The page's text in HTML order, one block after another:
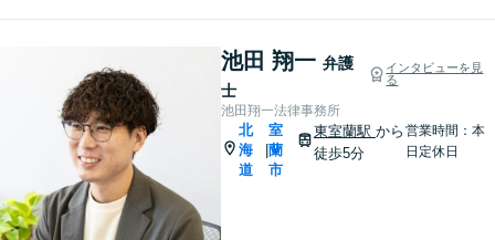
池田 翔一 弁護
士
インタビューを見
る
池田翔一法律事務所
北
海
道
|
室
蘭
市
東室蘭駅 から
徒歩5分
営業時間：本
日定休日